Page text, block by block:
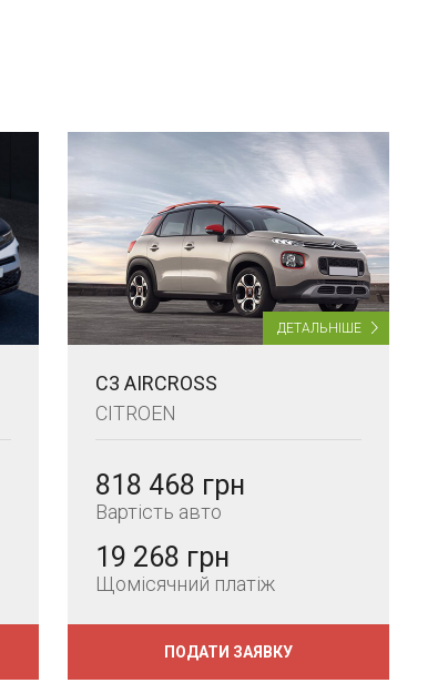
ДЕТАЛЬНІШЕ
C3 AIRCROSS
CITROEN
818 468 грн
Вартість авто
19 268 грн
Щомісячний платіж
ПОДАТИ ЗАЯВКУ